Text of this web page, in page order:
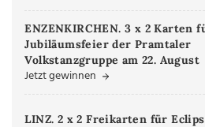
ENZENKIRCHEN. 3 x 2 Karten
Jubiläumsfeier der Pramtaler
Volkstanzgruppe am 22. August
Jetzt gewinnen
LINZ. 2 x 2 Freikarten für